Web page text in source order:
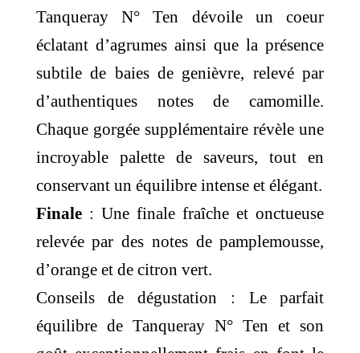
Tanqueray N° Ten dévoile un coeur
éclatant d’agrumes ainsi que la présence
subtile de baies de genièvre, relevé par
d’authentiques notes de camomille.
Chaque gorgée supplémentaire révèle une
incroyable palette de saveurs, tout en
conservant un équilibre intense et élégant.
Finale: Une finale fraîche et onctueuse
relevée par des notes de pamplemousse,
d’orange et de citron vert.
Conseils de dégustation : Le parfait
équilibre de Tanqueray N° Ten et son